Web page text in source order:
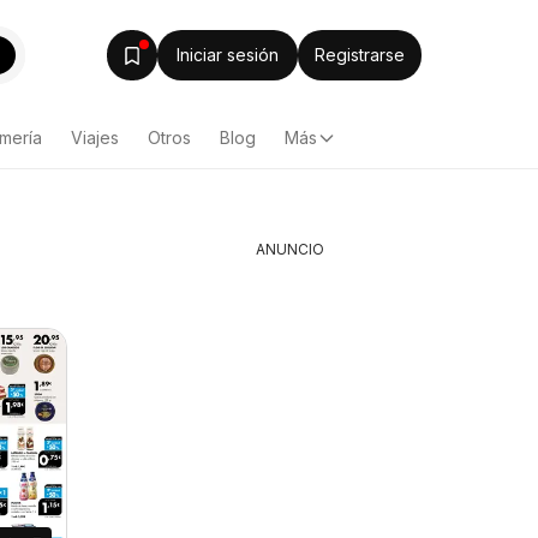
Iniciar sesión Registrarse
Viajes Otros Blog Más
ANUNCIO